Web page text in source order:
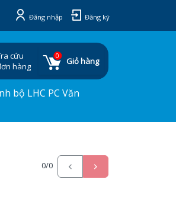
Đăng nhập Đăng ký
cứu
hàng
0
Giỏ hàng
bộ LHC PC Văn
0/0